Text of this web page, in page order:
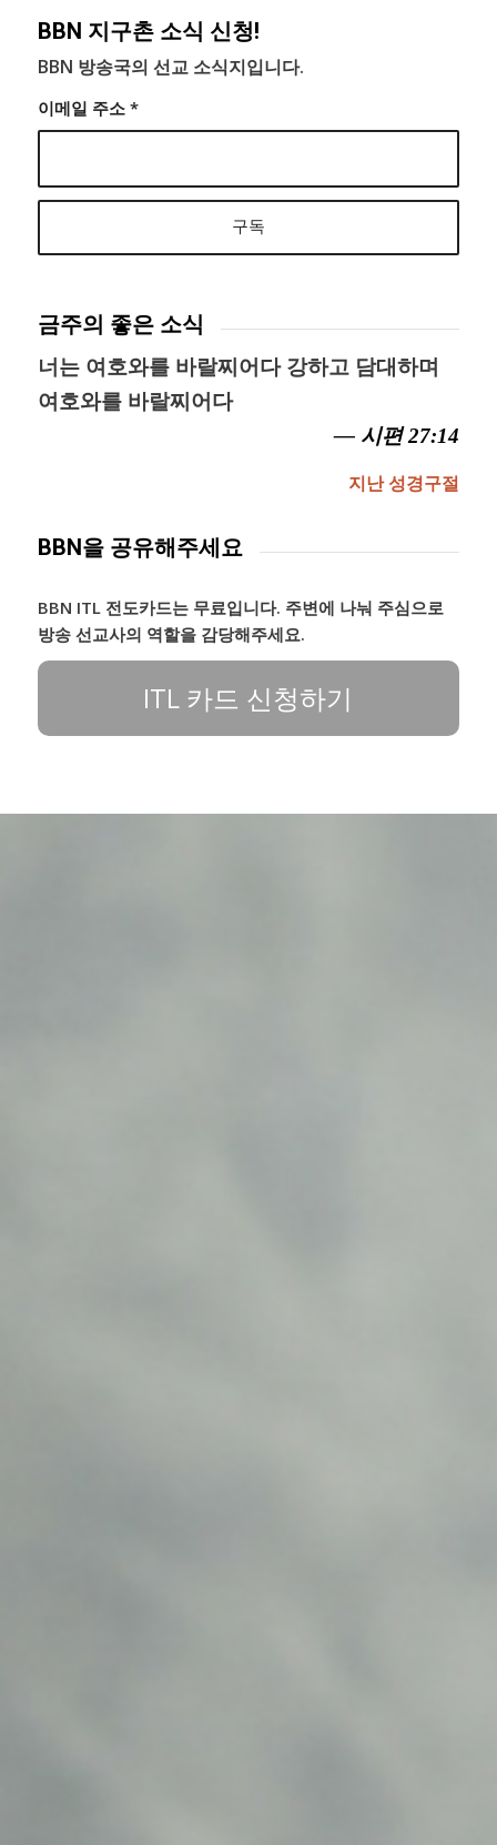
BBN 지구촌 소식 신청!
BBN 방송국의 선교 소식지입니다.
이메일 주소 *
금주의 좋은 소식
너는 여호와를 바랄찌어다 강하고 담대하며
여호와를 바랄찌어다
— 시편 27:14
지난 성경구절
BBN을 공유해주세요
BBN ITL 전도카드는 무료입니다. 주변에 나눠 주심으로
방송 선교사의 역할을 감당해주세요.
ITL 카드 신청하기